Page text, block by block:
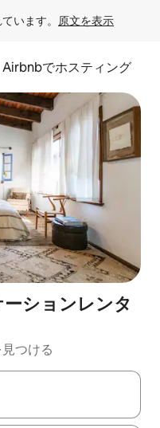
います。 原文を表示
Airbnbでホスティング
ションレンタ
つける
印キーを使って移動するか